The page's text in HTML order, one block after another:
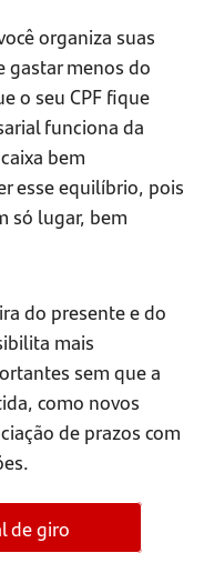
organiza suas
gastar menos do
o seu CPF fique
funciona da
bem
esse equilíbrio, pois
só lugar, bem
do presente e do
mais
sem que a
como novos
de prazos com
de giro